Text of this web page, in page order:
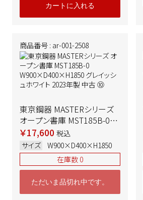
カートに入れる
商品番号 : ar-001-2508
東京鋼器 MASTERシリーズ
オープン書庫 MST185B-0
W900×D400×H1850 グレ
イッシュホワイト 2023年製
中古 ➉
￥17,600 税込
サイズ
W900×D400×H1850
在庫数 0
ただいま品切れ中です。